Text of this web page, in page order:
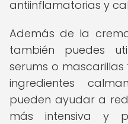
antiinflamatorias y
Además de la
también puedes
serums o
ingredientes
pueden ayudar a
más intensiva y